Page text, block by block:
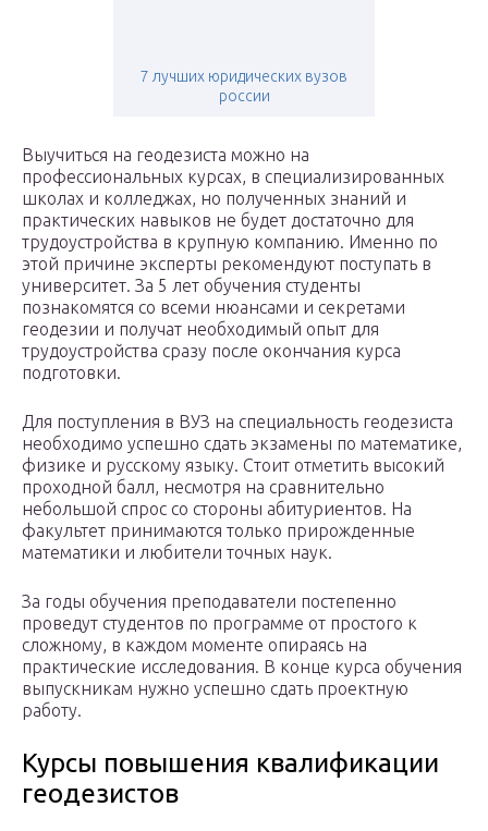
7 лучших юридических вузов
россии
Выучиться на геодезиста можно на
профессиональных курсах, в специализированных
школах и колледжах, но полученных знаний и
практических навыков не будет достаточно для
трудоустройства в крупную компанию. Именно по
этой причине эксперты рекомендуют поступать в
университет. За 5 лет обучения студенты
познакомятся со всеми нюансами и секретами
геодезии и получат необходимый опыт для
трудоустройства сразу после окончания курса
подготовки.
Для поступления в ВУЗ на специальность геодезиста
необходимо успешно сдать экзамены по математике,
физике и русскому языку. Стоит отметить высокий
проходной балл, несмотря на сравнительно
небольшой спрос со стороны абитуриентов. На
факультет принимаются только прирожденные
математики и любители точных наук.
За годы обучения преподаватели постепенно
проведут студентов по программе от простого к
сложному, в каждом моменте опираясь на
практические исследования. В конце курса обучения
выпускникам нужно успешно сдать проектную
работу.
Курсы повышения квалификации
геодезистов